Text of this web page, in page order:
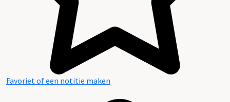
Favoriet of een notitie maken